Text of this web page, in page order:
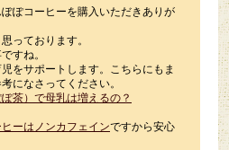
ぽコーヒーを購入いただきありが
っております。
すね。
をサポートします。こちらにもま
になさってください。
茶）で母乳は増えるの？
ーはノンカフェインですから安心